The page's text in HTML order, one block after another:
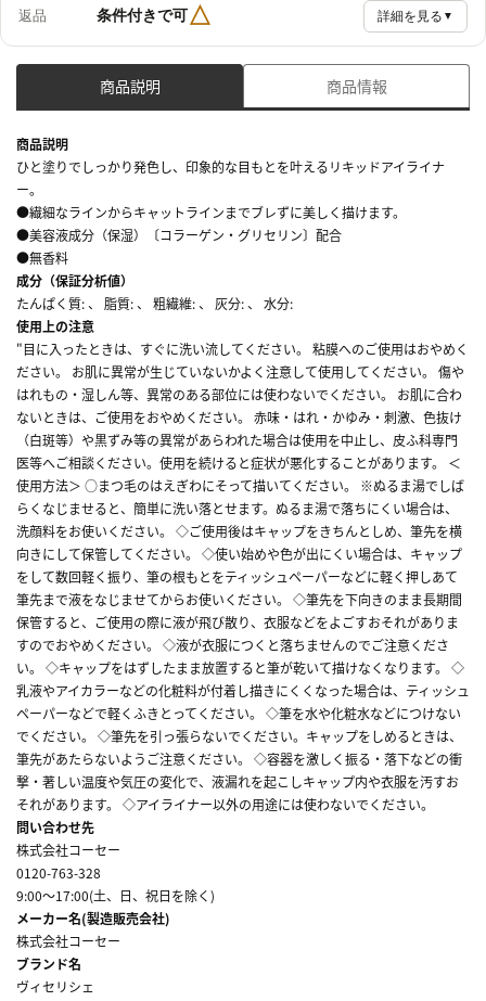
返品 条件付きで可△ 詳細を見る ▼
商品説明 商品情報
商品説明
ひと塗りでしっかり発色し、印象的な目もとを叶えるリキッドアイライナ
ー。
●繊細なラインからキャットラインまでブレずに美しく描けます。
●美容液成分（保湿）〔コラーゲン・グリセリン〕配合
●無香料
成分（保証分析値）
たんぱく質: 、 脂質: 、 粗繊維: 、 灰分: 、 水分:
使用上の注意
"目に入ったときは、すぐに洗い流してください。 粘膜へのご使用はおやめく
ださい。 お肌に異常が生じていないかよく注意して使用してください。 傷や
はれもの・湿しん等、異常のある部位には使わないでください。 お肌に合わ
ないときは、ご使用をおやめください。 赤味・はれ・かゆみ・刺激、色抜け
（白斑等）や黒ずみ等の異常があらわれた場合は使用を中止し、皮ふ科専門
医等へご相談ください。使用を続けると症状が悪化することがあります。 ＜
使用方法＞ ○まつ毛のはえぎわにそって描いてください。 ※ぬるま湯でしば
らくなじませると、簡単に洗い落とせます。ぬるま湯で落ちにくい場合は、
洗顔料をお使いください。 ◇ご使用後はキャップをきちんとしめ、筆先を横
向きにして保管してください。 ◇使い始めや色が出にくい場合は、キャップ
をして数回軽く振り、筆の根もとをティッシュペーパーなどに軽く押しあて
筆先まで液をなじませてからお使いください。 ◇筆先を下向きのまま長期間
保管すると、ご使用の際に液が飛び散り、衣服などをよごすおそれがありま
すのでおやめください。 ◇液が衣服につくと落ちませんのでご注意くださ
い。 ◇キャップをはずしたまま放置すると筆が乾いて描けなくなります。 ◇
乳液やアイカラーなどの化粧料が付着し描きにくくなった場合は、ティッシュ
ペーパーなどで軽くふきとってください。 ◇筆を水や化粧水などにつけない
でください。 ◇筆先を引っ張らないでください。キャップをしめるときは、
筆先があたらないようご注意ください。 ◇容器を激しく振る・落下などの衝
撃・著しい温度や気圧の変化で、液漏れを起こしキャップ内や衣服を汚すお
それがあります。 ◇アイライナー以外の用途には使わないでください。
問い合わせ先
株式会社コーセー
0120-763-328
9:00～17:00(土、日、祝日を除く)
メーカー名(製造販売会社)
株式会社コーセー
ブランド名
ヴィセリシェ